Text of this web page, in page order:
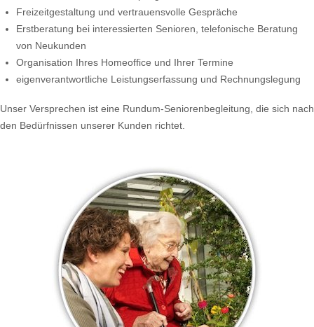
Freizeitgestaltung und vertrauensvolle Gespräche
Erstberatung bei interessierten Senioren, telefonische Beratung
von Neukunden
Organisation Ihres Homeoffice und Ihrer Termine
eigenverantwortliche Leistungserfassung und Rechnungslegung
Unser Versprechen ist eine Rundum-Seniorenbegleitung, die sich nach
den Bedürfnissen unserer Kunden richtet.